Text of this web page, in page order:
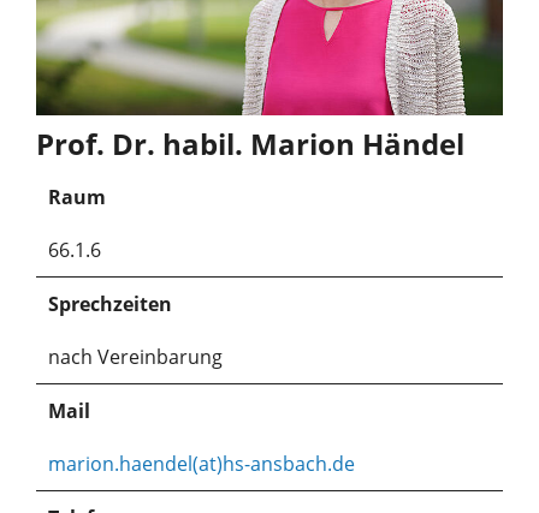
Prof. Dr. habil. Marion Händel
Raum
66.1.6
Sprechzeiten
nach Vereinbarung
Mail
marion.haendel(at)hs-ansbach.de